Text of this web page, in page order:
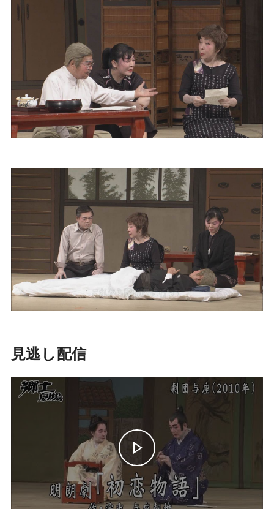
見逃し配信